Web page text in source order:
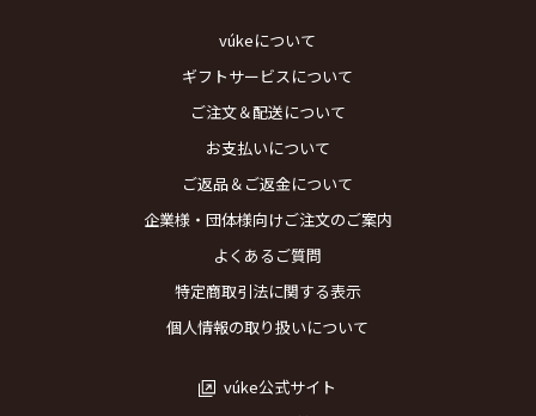
vúkeについて
ギフトサービスについて
ご注文＆配送について
お支払いについて
ご返品＆ご返金について
企業様・団体様向けご注文のご案内
よくあるご質問
特定商取引法に関する表示
個人情報の取り扱いについて
vúke公式サイト